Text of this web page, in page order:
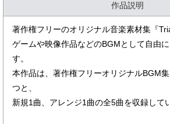
作品説明
著作権フリーのオリジナル音楽素材集『
ゲームや映像作品などのBGMとして自由
す。
本作品は、著作権フリーオリジナルBGM
つと、
新規1曲、アレンジ1曲の全5曲を収録して